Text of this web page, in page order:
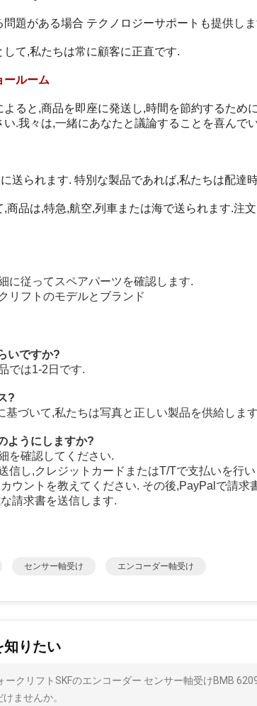
題がある場合 テクノロジーサポートも提供し
て,私たちは常に顧客に正直です.
ールーム
ると,商品を即座に発送し,時間を節約するため
.我々は,一緒にあなたと議論することを喜んで
送られます. 特別な製品であれば,私たちは配達
商品は,特急,航空,列車または海で送られます.注
に従ってスペアパーツを確認します.
リフトのモデルとブランド
いですか?
では1-2日です.
?
基づいて,私たちは写真と正しい製品を供給しま
ようにしますか?
を確認してください.
信し,クレジットカードまたはT/Tで支払いを行
ウントを教えてください. その後,PayPalで請求
請求書を送信します.
センサー軸受け エンコーダー軸受け
知りたい
ークリフトSKFのエンコーダー センサー軸受けBMB
ませんか。